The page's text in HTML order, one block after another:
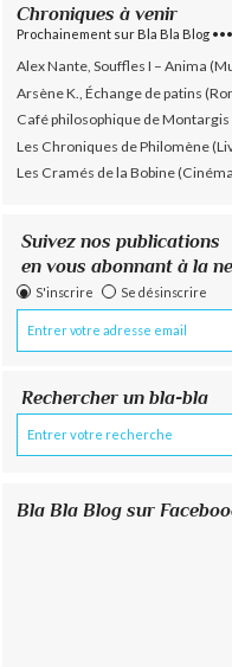
Chroniques à venir
Prochainement sur Bla Bla Blog •••
Alex Nante, Souffles I – Anima
Arsène K., Échange de patins
Café philosophique de Montargis
Les Chroniques de Philomène
Les Cramés de la Bobine
Suivez nos publications
en vous abonnant à la
S'inscrire Se désinscrire
Rechercher un bla-bla
Bla Bla Blog sur